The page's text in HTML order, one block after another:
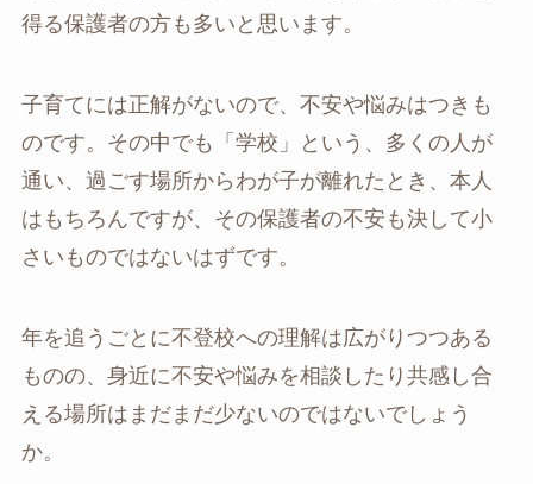
得る保護者の方も多いと思います。
子育てには正解がないので、不安や悩みはつきも
のです。その中でも「学校」という、多くの人が
通い、過ごす場所からわが子が離れたとき、本人
はもちろんですが、その保護者の不安も決して小
さいものではないはずです。
年を追うごとに不登校への理解は広がりつつある
ものの、身近に不安や悩みを相談したり共感し合
える場所はまだまだ少ないのではないでしょう
か。